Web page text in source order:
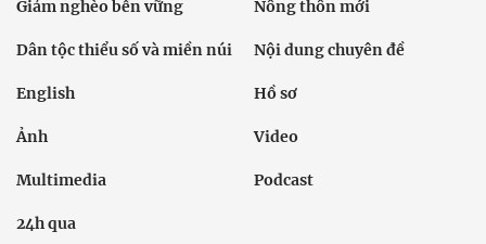
Giảm nghèo bền vững Nông thôn mới
Dân tộc thiểu số và miền núi Nội dung chuyên đề
English Hồ sơ
Ảnh Video
Multimedia Podcast
24h qua